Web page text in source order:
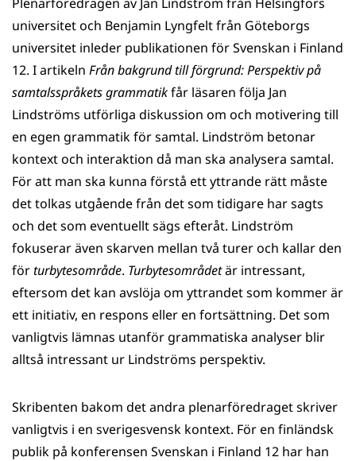
universitet och Benjamin Lyngfelt från Göteborgs
universitet inleder publikationen för Svenskan i Finland
12. I artikeln Från bakgrund till förgrund: Perspektiv på
samtalsspråkets grammatikfår läsaren följa Jan
Lindströms utförliga diskussion om och motivering till
en egen grammatik för samtal. Lindström betonar
kontext och interaktion då man ska analysera samtal.
För att man ska kunna förstå ett yttrande rätt måste
det tolkas utgående från det som tidigare har sagts
och det som eventuellt sägs efteråt. Lindström
fokuserar även skarven mellan två turer och kallar den
förturbytesområde. Turbytesområdetär intressant,
eftersom det kan avslöja om yttrandet som kommer är
ett initiativ, en respons eller en fortsättning. Det som
vanligtvis lämnas utanför grammatiska analyser blir
alltså intressant ur Lindströms perspektiv.
Skribenten bakom det andra plenarföredraget skriver
vanligtvis i en sverigesvensk kontext. För en finländsk
publik på konferensen Svenskan i Finland 12 har han